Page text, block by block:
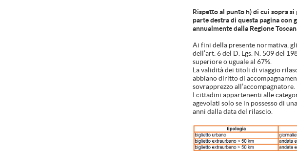
Rispetto al punto h) di cui sopra
parte destra di questa pagina
annualmente dalla Regione
Ai fini della presente normativa,
dell’art. 6 del D. Lgs. N. 509 del
superiore o uguale al 67%.
La validità dei titoli di viaggio
abbiano diritto di
sovrapprezzo all’accompagnatore.
I cittadini appartenenti alle
agevolati solo se in possesso di
anni dalla data del rilascio.